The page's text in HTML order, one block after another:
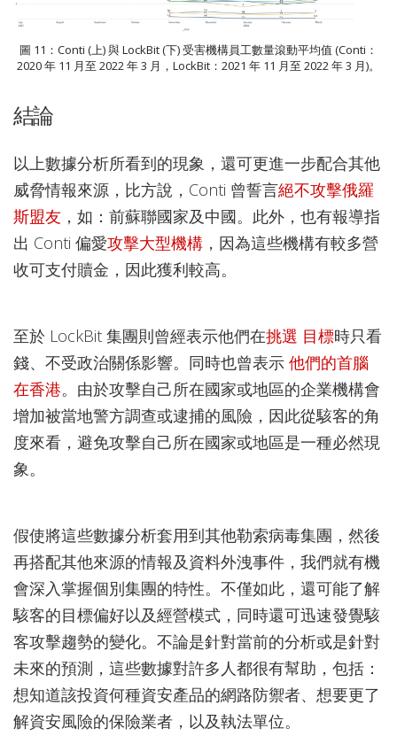
圖 11：Conti (上) 與 LockBit (下) 受害機構員工數量滾動平均值 (Conti：
2020 年 11 月至 2022 年 3 月，LockBit：2021 年 11 月至 2022 年 3 月)。
結論
以上數據分析所看到的現象，還可更進一步配合其他
威脅情報來源，比方說，Conti 曾誓言絕不攻擊俄羅
斯盟友 ，如：前蘇聯國家及中國。此外，也有報導指
出 Conti 偏愛攻擊大型機構 ，因為這些機構有較多營
收可支付贖金，因此獲利較高。
至於 LockBit 集團則曾經表示他們在挑選 目標時只看
錢、不受政治關係影響。同時也曾表示 他們的首腦
在香港。由於攻擊自己所在國家或地區的企業機構會
增加被當地警方調查或逮捕的風險，因此從駭客的角
度來看，避免攻擊自己所在國家或地區是一種必然現
象。
假使將這些數據分析套用到其他勒索病毒集團，然後
再搭配其他來源的情報及資料外洩事件，我們就有機
會深入掌握個別集團的特性。不僅如此，還可能了解
駭客的目標偏好以及經營模式，同時還可迅速發覺駭
客攻擊趨勢的變化。不論是針對當前的分析或是針對
未來的預測，這些數據對許多人都很有幫助，包括：
想知道該投資何種資安產品的網路防禦者、想要更了
解資安風險的保險業者，以及執法單位。